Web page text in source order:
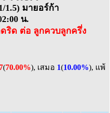
1.5) มายอร์ก้า
น.
ดริด ต่อ ลูกควบลูกครึ่ง
7(70.00%), เสมอ 1(10.00%), แพ้